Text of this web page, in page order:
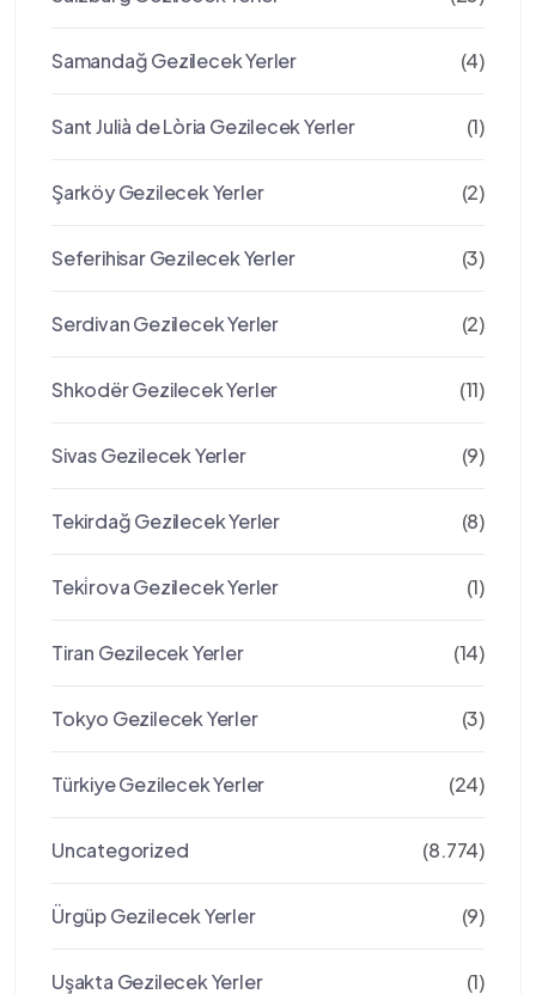
Samandağ Gezilecek Yerler (4)
Sant Julià de Lòria Gezilecek Yerler (1)
Şarköy Gezilecek Yerler (2)
Seferihisar Gezilecek Yerler (3)
Serdivan Gezilecek Yerler (2)
Shkodër Gezilecek Yerler (11)
Sivas Gezilecek Yerler (9)
Tekirdağ Gezilecek Yerler (8)
Teki̇rova Gezilecek Yerler (1)
Tiran Gezilecek Yerler (14)
Tokyo Gezilecek Yerler (3)
Türkiye Gezilecek Yerler (24)
Uncategorized (8.774)
Ürgüp Gezilecek Yerler (9)
Uşakta Gezilecek Yerler (1)